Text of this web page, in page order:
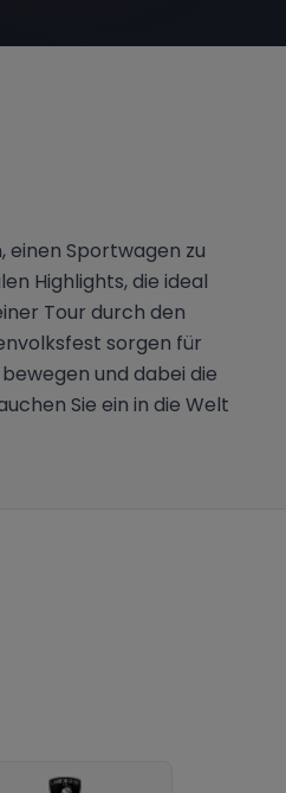
einen Sportwagen zu
Highlights, die ideal
Tour durch den
sorgen für
und dabei die
Sie ein in die Welt